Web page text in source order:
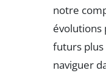
notre
évolutions
futurs plus
naviguer